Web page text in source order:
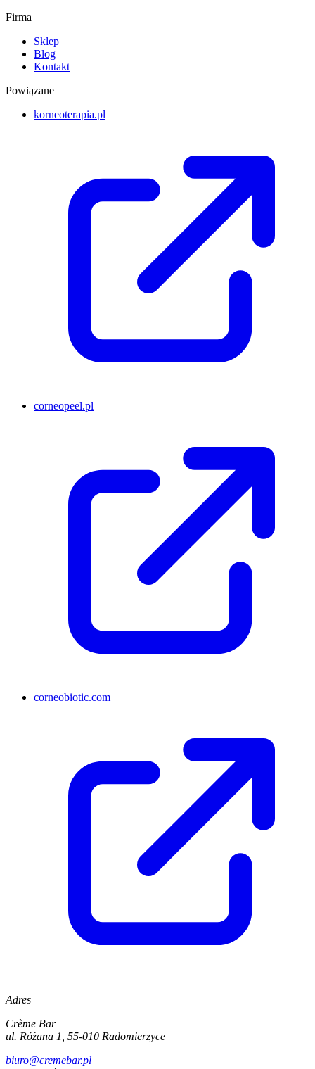
Firma
Sklep
Blog
Kontakt
Powiązane
korneoterapia.pl
corneopeel.pl
corneobiotic.com
Adres
Crème Bar
ul. Różana 1, 55-010 Radomierzyce
biuro@cremebar.pl